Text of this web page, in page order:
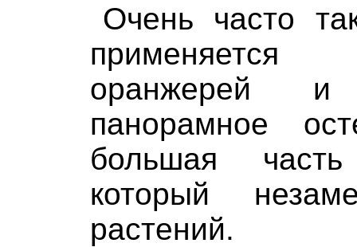
Очень часто
оранжерей
панорамное
большая
который
растений.